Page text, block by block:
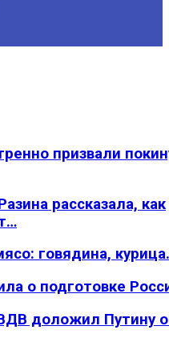
призвали
рассказала, как
говядина,
о подготовке
доложил Путину